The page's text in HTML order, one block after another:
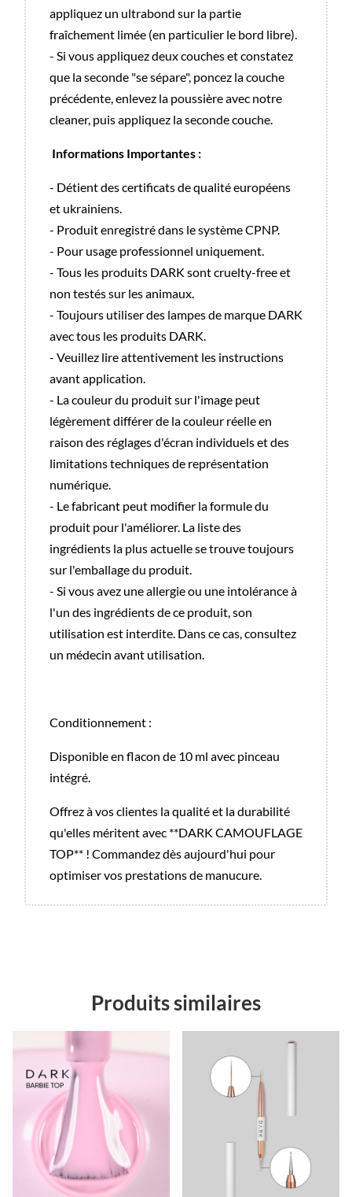
appliquez un ultrabond sur la partie
fraîchement limée (en particulier le bord libre).
- Si vous appliquez deux couches et constatez
que la seconde "se sépare", poncez la couche
précédente, enlevez la poussière avec notre
cleaner, puis appliquez la seconde couche.
Informations Importantes :
- Détient des certificats de qualité européens
et ukrainiens.
- Produit enregistré dans le système CPNP.
- Pour usage professionnel uniquement.
- Tous les produits DARK sont cruelty-free et
non testés sur les animaux.
- Toujours utiliser des lampes de marque DARK
avec tous les produits DARK.
- Veuillez lire attentivement les instructions
avant application.
- La couleur du produit sur l'image peut
légèrement différer de la couleur réelle en
raison des réglages d'écran individuels et des
limitations techniques de représentation
numérique.
- Le fabricant peut modifier la formule du
produit pour l'améliorer. La liste des
ingrédients la plus actuelle se trouve toujours
sur l'emballage du produit.
- Si vous avez une allergie ou une intolérance à
l'un des ingrédients de ce produit, son
utilisation est interdite. Dans ce cas, consultez
un médecin avant utilisation.
Conditionnement :
Disponible en flacon de 10 ml avec pinceau
intégré.
Offrez à vos clientes la qualité et la durabilité
qu'elles méritent avec **DARK CAMOUFLAGE
TOP** ! Commandez dès aujourd'hui pour
optimiser vos prestations de manucure.
Produits similaires